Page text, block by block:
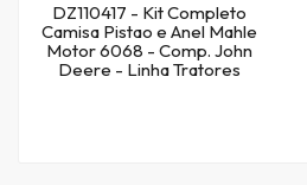
DZ110417 - Kit Completo
Camisa Pistao e Anel Mahle
Motor 6068 - Comp. John
Deere - Linha Tratores